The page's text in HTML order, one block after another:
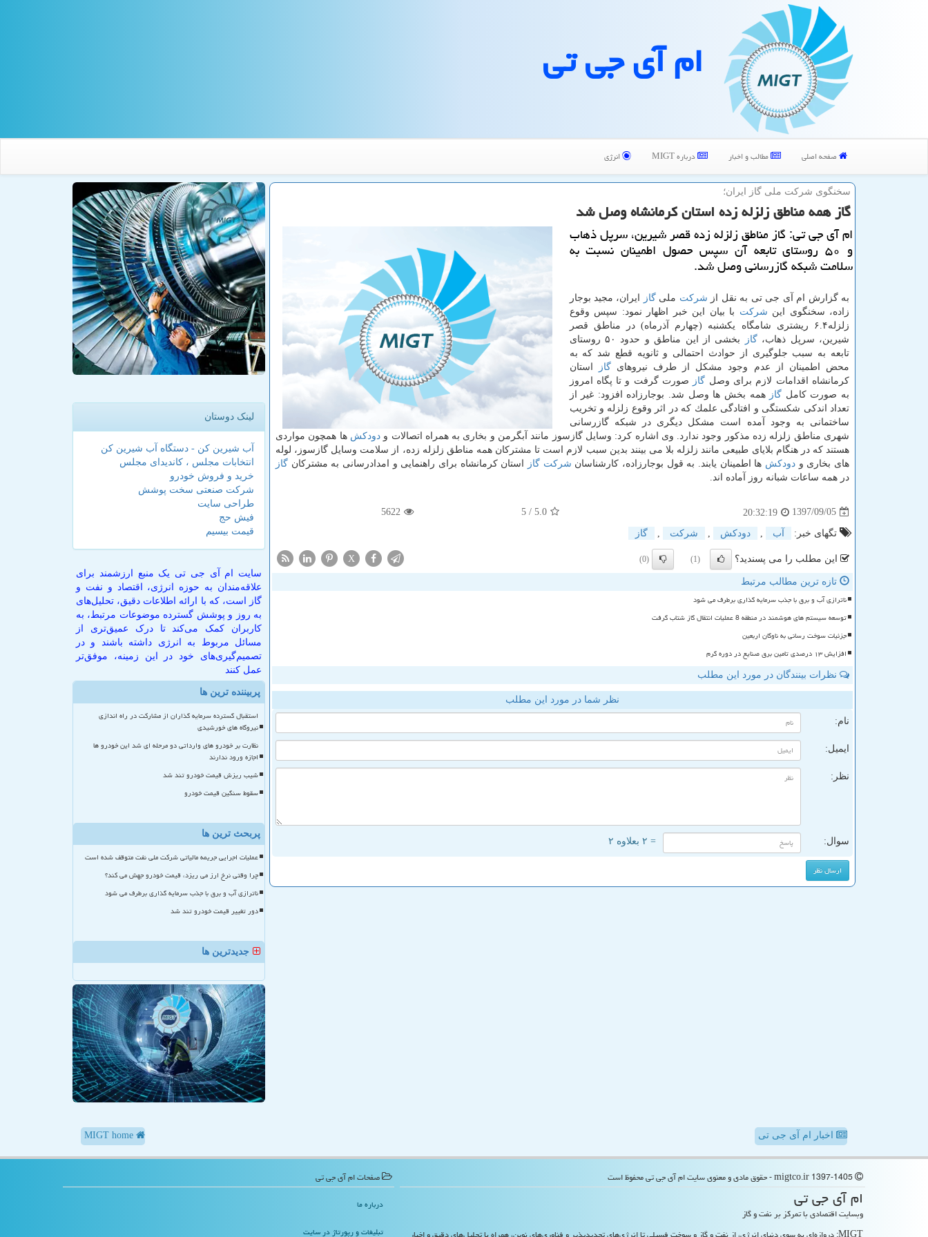
ام آی جی تی
صفحه اصلی مطالب و اخبار درباره MIGT انرژی
سخنگوی شركت ملی گاز ایران؛
گاز همه مناطق زلزله زده استان كرمانشاه وصل شد
ام آی جی تی: گاز مناطق زلزله زده قصر شیرین، سرپل ذهاب
و ۵۰ روستای تابعه آن سپس حصول اطمینان نسبت به
سلامت شبكه گازرسانی وصل شد.
به گزارش ام آی جی تی به نقل از شركت ملیگاز
ایران، مجید بوجار
زاده، سخنگوی این شركت با بیان این خبر اظهار نمود: سپس وقوع
زلزله۶.۴ ریشتری شامگاه یكشنبه (چهارم آذرماه) در مناطق قصر
شیرین، سرپل ذهاب،گاز
بخشی از این مناطق و حدود ۵۰ روستای
تابعه به سبب جلوگیری از حوادث احتمالی و ثانویه قطع شد كه به
محض اطمینان از عدم وجود مشكل از طرف نیروهایگاز
استان
كرمانشاه اقدامات لازم برای وصل گاز
صورت گرفت و تا پگاه امروز
به صورت كامل گاز همه بخش ها وصل شد. بوجارزاده افزود: غیر از
تعداد اندكی شكستگی و افتادگی علمك كه در اثر وقوع زلزله و تخریب
ساختمانی به وجود آمده است مشكل دیگری در شبكه گازرسانی
شهری مناطق زلزله زده مذكور وجود ندارد. وی اشاره كرد: وسایل گازسوز مانند آبگرمن و بخاری به همراه اتصالات ودودكش ها همچون مواردی
هستند كه در هنگام بلایای طبیعی مانند زلزله بلا می بینند بدین سبب لازم است تا مشتركان همه مناطق زلزله زده، از سلامت وسایل گازسوز، لوله
های بخاری و دودكش ها اطمینان یابند. به قول بوجارزاده، كارشناسان شركت گاز استان كرمانشاه برای راهنمایی و امدادرسانی به مشتركان گاز
در همه ساعات شبانه روز آماده اند.
1397/09/05
20:32:19
5.0
/ 5
5622
تگهای خبر: آب دودكش شركت گاز
این مطلب را می پسندید؟ (1)
(0)
X
تازه ترین مطالب مرتبط
ناترازی آب و برق با جذب سرمایه گذاری برطرف می شود
توسعه سیستم های هوشمند در منطقه 8 عملیات انتقال گاز شتاب گرفت
جزئیات سوخت رسانی به ناوگان اربعین
افزایش ۱۳ درصدی تامین برق صنایع در دوره گرم
نظرات بینندگان در مورد این مطلب
نظر شما در مورد این مطلب
نام:
ایمیل:
نظر:
سوال: = ۲ بعلاوه ۲
لینک دوستان
آب شیرین کن - دستگاه آب شیرین کن
انتخابات مجلس ، کاندیدای مجلس
خرید و فروش خودرو
شرکت صنعتی سخت پوشش
طراحی سایت
فیش حج
قیمت بیسیم
سایت ام آی جی تی یک منبع ارزشمند برای
علاقه‌مندان به حوزه انرژی، اقتصاد و نفت و
گاز است، که با ارائه اطلاعات دقیق، تحلیل‌های
به روز و پوشش گسترده موضوعات مرتبط، به
کاربران کمک می‌کند تا درک عمیق‌تری از
مسائل مربوط به انرژی داشته باشند و در
تصمیم‌گیری‌های خود در این زمینه، موفق‌تر
عمل کنند
پربیننده ترین ها
استقبال گسترده سرمایه گذاران از مشارکت در راه اندازی
نیروگاه های خورشیدی
نظارت بر خودرو های وارداتی دو مرحله ای شد این خودرو ها
اجازه ورود ندارند
شیب ریزش قیمت خودرو تند شد
سقوط سنگین قیمت خودرو
پربحث ترین ها
عملیات اجرایی جریمه مالیاتی شرکت ملی نفت متوقف شده است
چرا وقتی نرخ ارز می ریزد، قیمت خودرو جهش می کند؟
ناترازی آب و برق با جذب سرمایه گذاری برطرف می شود
دور تغییر قیمت خودرو تند شد
جدیدترین ها
اخبار ام آی جی تی
ام آی جی تی
وبسایت اقتصادی با تمرکز بر نفت و گاز
صفحات ام آی جی تی
درباره ما
تبلیغات و رپورتاژ در سایت